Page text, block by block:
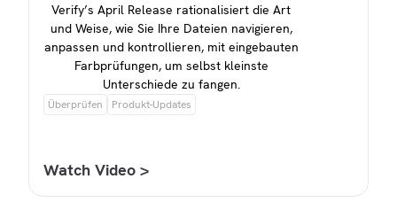
Verify’s April Release rationalisiert die Art
und Weise, wie Sie Ihre Dateien navigieren,
anpassen und kontrollieren, mit eingebauten
Farbprüfungen, um selbst kleinste
Unterschiede zu fangen.
Überprüfen Produkt-Updates
Watch Video >